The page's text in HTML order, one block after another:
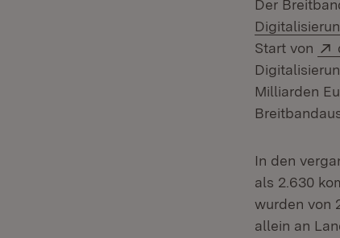
Der
Start von
Milliarden
In den
als 2.630
wurden von
allein an